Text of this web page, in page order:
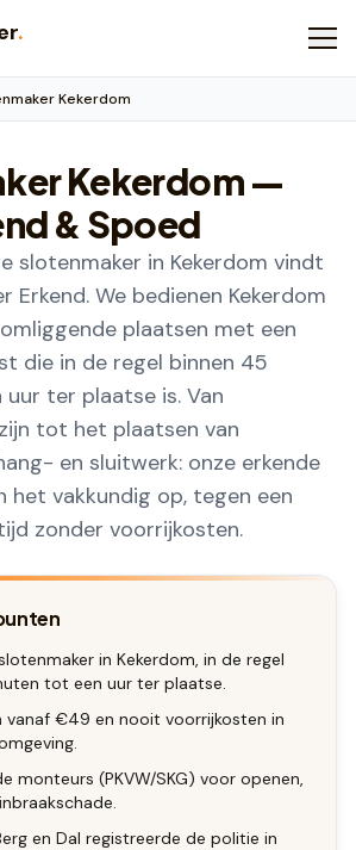
.
Kekerdom
Kekerdom—
& Spoed
slotenmaker in Kekerdom vindt
Erkend. We bedienen Kekerdom
plaatsen met een
die in de regel binnen 45
ter plaatse is. Van
tot het plaatsen van
en sluitwerk: onze erkende
het vakkundig op, tegen een
zonder voorrijkosten.
in Kekerdom, in de regel
tot een uur ter plaatse.
vanaf €49 en nooit voorrijkosten in
monteurs (PKVW/SKG) voor openen,
en Dal registreerde de politie in